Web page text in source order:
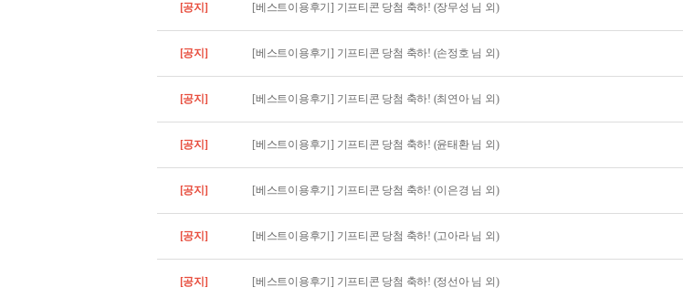
[공지] [베스트이용후기] 기프티콘 당첨 축하! (장무성 님 외)
[공지] [베스트이용후기] 기프티콘 당첨 축하! (손정호 님 외)
[공지] [베스트이용후기] 기프티콘 당첨 축하! (최연아 님 외)
[공지] [베스트이용후기] 기프티콘 당첨 축하! (윤태환 님 외)
[공지] [베스트이용후기] 기프티콘 당첨 축하! (이은경 님 외)
[공지] [베스트이용후기] 기프티콘 당첨 축하! (고아라 님 외)
[공지] [베스트이용후기] 기프티콘 당첨 축하! (정선아 님 외)